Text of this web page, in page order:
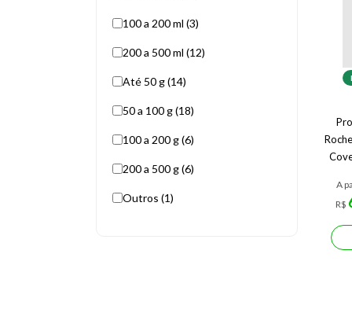
100 a 200 ml (3)
200 a 500 ml (12)
Até 50 g (14)
50 a 100 g (18)
100 a 200 g (6)
200 a 500 g (6)
Outros (1)
A
R$